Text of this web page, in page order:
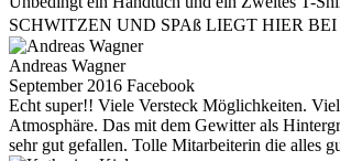
SCHWITZEN UND SPAß LIEGT HIER
Andreas Wagner
September 2016 Facebook
Echt super!! Viele Versteck Möglichkeiten.
Atmosphäre. Das mit dem Gewitter als
sehr gut gefallen. Tolle Mitarbeiterin die alles